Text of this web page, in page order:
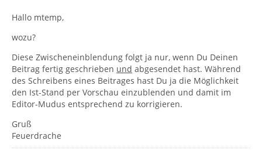
Hallo mtemp,
wozu?
Diese Zwischeneinblendung folgt ja nur, wenn Du Deinen
Beitrag fertig geschrieben und abgesendet hast. Während
des Schreibens eines Beitrages hast Du ja die Möglichkeit
den Ist-Stand per Vorschau einzublenden und damit im
Editor-Mudus entsprechend zu korrigieren.
Gruß
Feuerdrache